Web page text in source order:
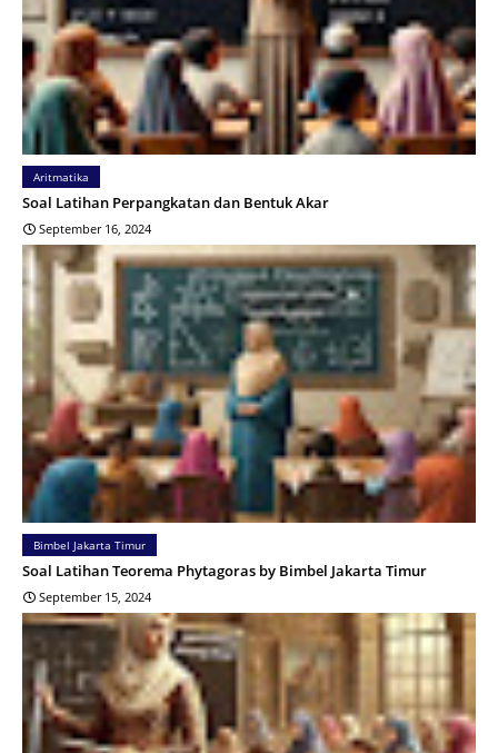
Aritmatika
Soal Latihan Perpangkatan dan Bentuk Akar
September 16, 2024
Bimbel Jakarta Timur
Soal Latihan Teorema Phytagoras by Bimbel Jakarta Timur
September 15, 2024